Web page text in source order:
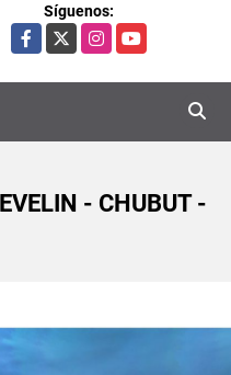
Síguenos:
Facebook
X InstagramYouTube
- CHUBUT -